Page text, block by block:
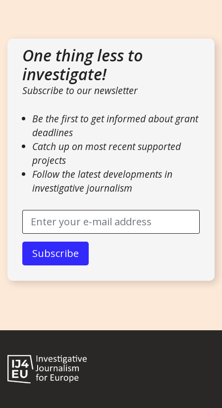
One thing less to
investigate!
Subscribe to our newsletter
Be the first to get informed about grant
deadlines
Catch up on most recent supported
projects
Follow the latest developments in
investigative journalism